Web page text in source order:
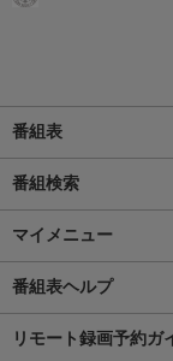
番組表
番組検索
マイメニュー
番組表ヘルプ
リモート録画予約ガ